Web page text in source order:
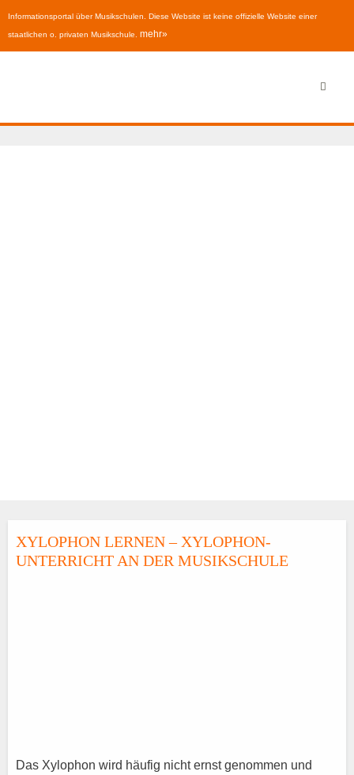
Informationsportal über Musikschulen. Diese Website ist keine offizielle Website einer
staatlichen o. privaten Musikschule. mehr»
XYLOPHON LERNEN – XYLOPHON-
UNTERRICHT AN DER MUSIKSCHULE
Das Xylophon wird häufig nicht ernst genommen und